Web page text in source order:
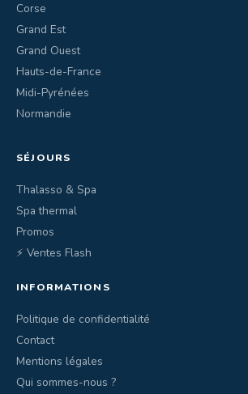
Corse
Grand Est
Grand Ouest
Hauts-de-France
Midi-Pyrénées
Normandie
SÉJOURS
Thalasso & Spa
Spa thermal
Promos
⚡ Ventes Flash
INFORMATIONS
Politique de confidentialité
Contact
Mentions légales
Qui sommes-nous ?